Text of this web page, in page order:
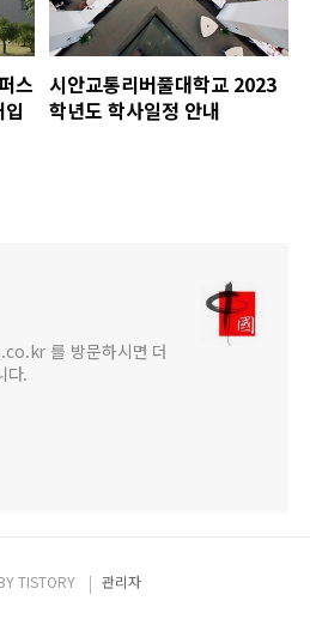
스 시안교통리버풀대학교 2023
학년도 학사일정 안내
를 방문하시면 더
다.
TISTORY 관리자